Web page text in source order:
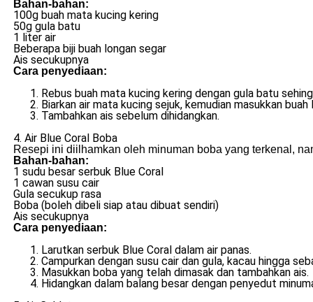
Bahan-bahan:
100g buah mata kucing kering
50g gula batu
1 liter air
Beberapa biji buah longan segar
Ais secukupnya
Cara penyediaan:
Rebus buah mata kucing kering dengan gula batu
Biarkan air mata kucing sejuk, kemudian masukkan buah
Tambahkan ais sebelum dihidangkan.
4. Air Blue Coral Boba
Resepi ini diilhamkan oleh minuman boba yang terkenal,
Bahan-bahan:
1 sudu besar serbuk Blue Coral
1 cawan susu cair
Gula secukup rasa
Boba (boleh dibeli siap atau dibuat sendiri)
Ais secukupnya
Cara penyediaan:
Larutkan serbuk Blue Coral dalam air panas.
Campurkan dengan susu cair dan gula, kacau hingga
Masukkan boba yang telah dimasak dan tambahkan ais.
Hidangkan dalam balang besar dengan penyedut